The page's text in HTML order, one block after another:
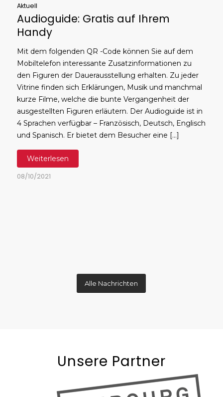
Aktuell
Audioguide: Gratis auf Ihrem
Handy
Mit dem folgenden QR -Code können Sie auf dem
Mobiltelefon interessante Zusatzinformationen zu
den Figuren der Dauerausstellung erhalten. Zu jeder
Vitrine finden sich Erklärungen, Musik und manchmal
kurze Filme, welche die bunte Vergangenheit der
ausgestellten Figuren erläutern. Der Audioguide ist in
4 Sprachen verfügbar – Französisch, Deutsch, Englisch
und Spanisch. Er bietet dem Besucher eine […]
Weiterlesen
08/10/2021
Alle Nachrichten
Unsere Partner